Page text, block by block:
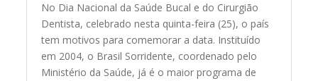
No Dia Nacional da Saúde Bucal e do Cirurgião
Dentista, celebrado nesta quinta-feira (25), o país
tem motivos para comemorar a data. Instituído
em 2004, o Brasil Sorridente, coordenado pelo
Ministério da Saúde, já é o maior programa de